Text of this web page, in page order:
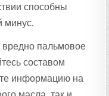
способны
минус.
вредно пальмовое
составом
информацию на